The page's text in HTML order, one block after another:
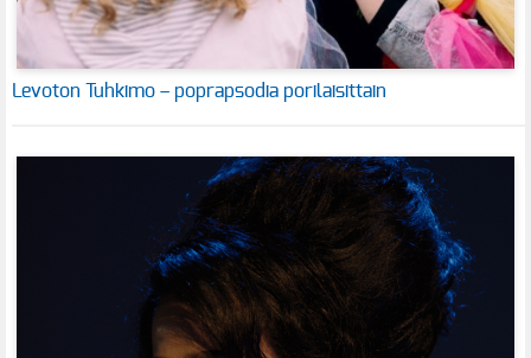
Levoton Tuhkimo – poprapsodia porilaisittain